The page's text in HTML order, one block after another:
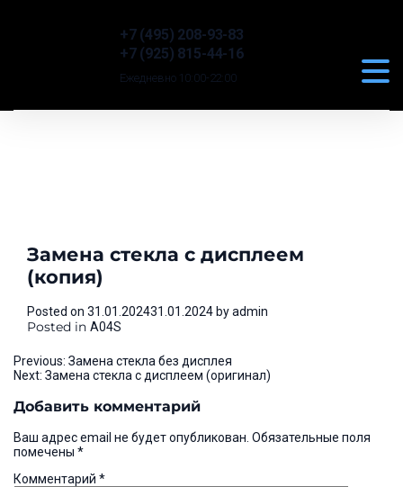
+7 (495) 208-93-83
+7 (925) 815-44-16
Ежедневно 10:00-22:00
Замена стекла с дисплеем
(копия)
Posted on 31.01.202431.01.2024 byadmin
Posted in A04S
Навигация
по
записям
Previous: Замена стекла без дисплея
Next: Замена стекла с дисплеем (оригинал)
Добавить комментарий
Ваш адрес email не будет опубликован. Обязательные поля
помечены *
Комментарий *